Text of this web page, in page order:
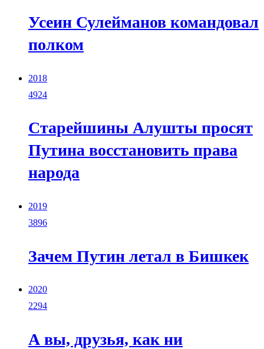
Усеин Сулейманов командовал
полком
2018
4924
Старейшины Алушты просят
Путина восстановить права
народа
2019
3896
Зачем Путин летал в Бишкек
2020
2294
А вы, друзья, как ни